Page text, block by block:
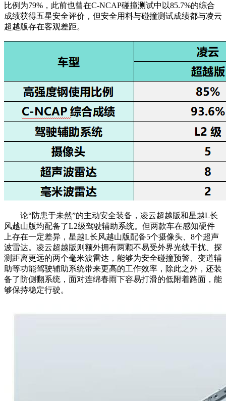
比例为79%，此前也曾在C-NCAP碰撞测试中以85.7%的综合
成绩获得五星安全评价，但安全用料与碰撞测试成绩都与凌云
超越版存在客观差距。
论“防患于未然”的主动安全装备，凌云超越版和星越L长
风越山版均配备了L2级驾驶辅助系统。但两款车在感知硬件
上存在一定差异，星越L长风越山版配备5个摄像头、8个超声
波雷达。凌云超越版则额外拥有两颗不易受外界光线干扰、探
测距离更远的两个毫米波雷达，能够为安全碰撞预警、变道辅
助等功能驾驶辅助系统带来更高的工作效率，除此之外，还装
备了防侧翻系统，面对连绵春雨下容易打滑的低附着路面，能
够保持稳定行驶。